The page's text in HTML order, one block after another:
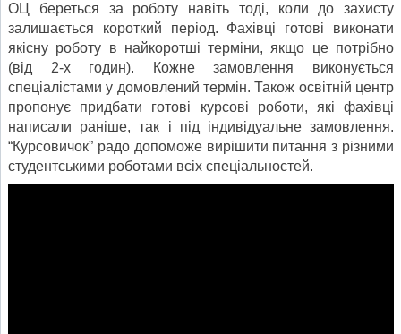
ОЦ береться за роботу навіть тоді, коли до захисту
залишається короткий період. Фахівці готові виконати
якісну роботу в найкоротші терміни, якщо це потрібно
(від 2-х годин). Кожне замовлення виконується
спеціалістами у домовлений термін. Також освітній центр
пропонує придбати готові курсові роботи, які фахівці
написали раніше, так і під індивідуальне замовлення.
“Курсовичок” радо допоможе вирішити питання з різними
студентськими роботами всіх спеціальностей.